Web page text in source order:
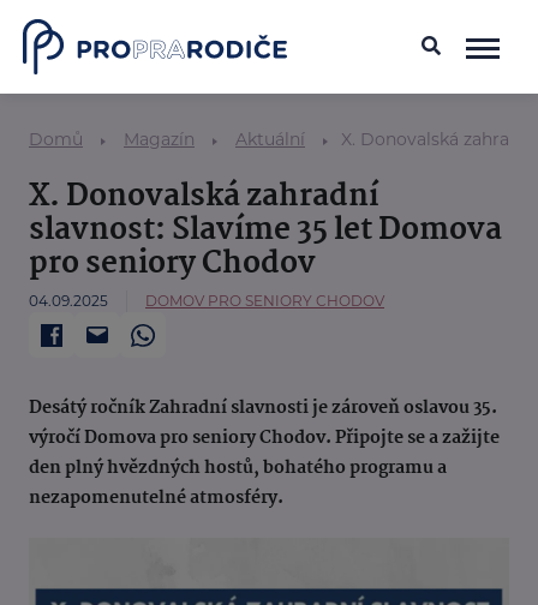
Domů Magazín Aktuální X. Donovalská
X. Donovalská zahradní
slavnost: Slavíme 35 let Domova
pro seniory Chodov
04.09.2025 DOMOV PRO SENIORY CHODOV
Desátý ročník Zahradní slavnosti je zároveň oslavou 35.
výročí Domova pro seniory Chodov. Připojte se a zažijte
den plný hvězdných hostů, bohatého programu a
nezapomenutelné atmosféry.